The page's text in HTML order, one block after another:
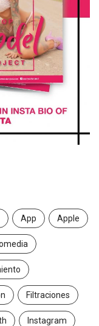
App Apple
Filtraciones
Instagram